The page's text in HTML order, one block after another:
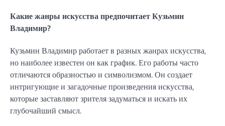
Какие жанры искусства предпочитает Кузьмин
Владимир?
Кузьмин Владимир работает в разных жанрах искусства,
но наиболее известен он как график. Его работы часто
отличаются образностью и символизмом. Он создает
интригующие и загадочные произведения искусства,
которые заставляют зрителя задуматься и искать их
глубочайший смысл.